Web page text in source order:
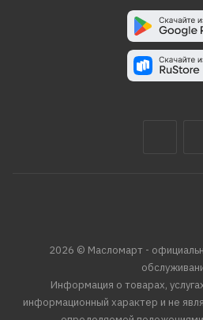
2026 © Масломарт -
Информация о товарах,
информационный характер и не